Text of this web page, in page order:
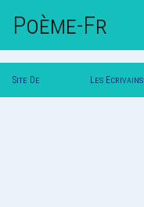
Poème-Fr
Site De Les Ecrivains